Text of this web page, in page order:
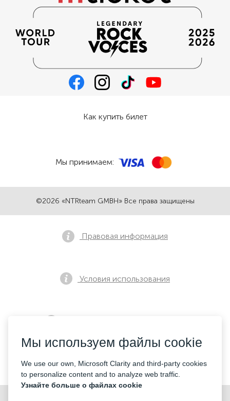
©2026 «NTRteam GMBH» Все права защищены
Как купить билет
Мы принимаем:
Правовая информация
Условия использования
Контакты
Мы используем файлы cookie
We use our own, Microsoft Clarity and third-party cookies
to personalize content and to analyze web traffic.
Узнайте больше о файлах cookie